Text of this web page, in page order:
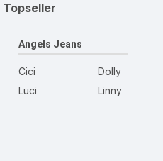
Topseller
Angels Jeans
Cici
Luci
Dolly
Linny